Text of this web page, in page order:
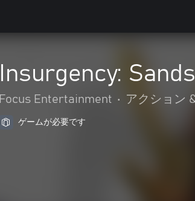
Insurgency:
Focus Entertainment • アクション
ゲームが必要です